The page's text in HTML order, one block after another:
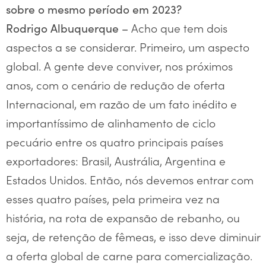
sobre o mesmo período em 2023?
Rodrigo Albuquerque – Acho que tem dois
aspectos a se considerar. Primeiro, um aspecto
global. A gente deve conviver, nos próximos
anos, com o cenário de redução de oferta
Internacional, em razão de um fato inédito e
importantíssimo de alinhamento de ciclo
pecuário entre os quatro principais países
exportadores: Brasil, Austrália, Argentina e
Estados Unidos. Então, nós devemos entrar com
esses quatro países, pela primeira vez na
história, na rota de expansão de rebanho, ou
seja, de retenção de fêmeas, e isso deve diminuir
a oferta global de carne para comercialização.